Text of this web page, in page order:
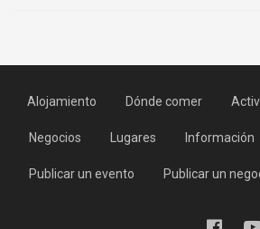
Alojamiento Dónde comer
Negocios Lugares Información
Publicar un evento Publicar un